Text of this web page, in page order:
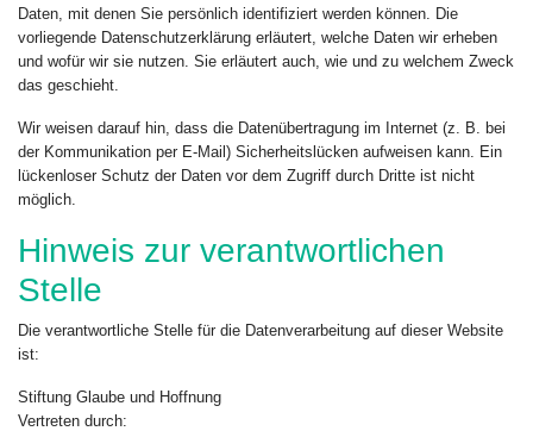
Daten, mit denen Sie persönlich identifiziert werden können. Die
vorliegende Datenschutzerklärung erläutert, welche Daten wir erheben
und wofür wir sie nutzen. Sie erläutert auch, wie und zu welchem Zweck
das geschieht.
Wir weisen darauf hin, dass die Datenübertragung im Internet (z. B. bei
der Kommunikation per E-Mail) Sicherheitslücken aufweisen kann. Ein
lückenloser Schutz der Daten vor dem Zugriff durch Dritte ist nicht
möglich.
Hinweis zur verantwortlichen
Stelle
Die verantwortliche Stelle für die Datenverarbeitung auf dieser Website
ist:
Stiftung Glaube und Hoffnung
Vertreten durch: